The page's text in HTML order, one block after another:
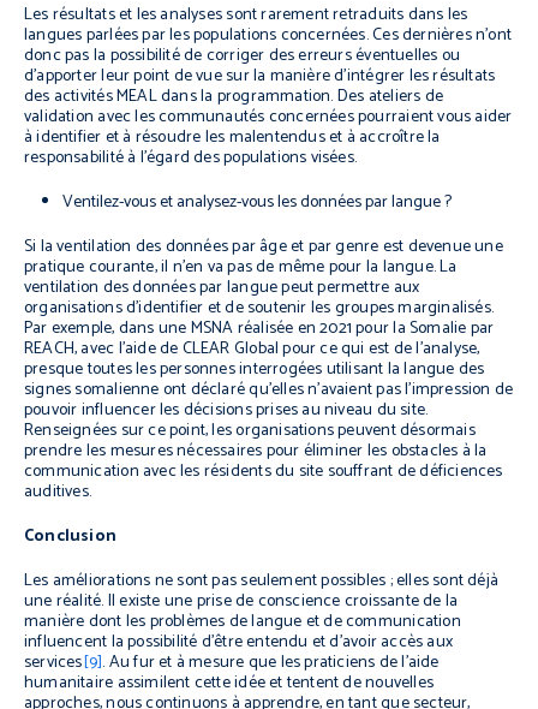
Les résultats et les analyses sont rarement retraduits dans les
langues parlées par les populations concernées. Ces dernières n’ont
donc pas la possibilité de corriger des erreurs éventuelles ou
d’apporter leur point de vue sur la manière d’intégrer les résultats
des activités MEAL dans la programmation.Des ateliers de
validation avec les communautés concernées pourraient vous aider
à identifier et à résoudre les malentendus et à accroître la
responsabilité à l’égard des populations visées.
Ventilez-vous et analysez-vous les données par langue ?
Si la ventilation des données par âge et par genre est devenue une
pratique courante, il n’en va pas de même pour la langue. La
ventilation des données par langue peut permettre aux
organisations d’identifier et de soutenir les groupes marginalisés.
Par exemple, dans une MSNA réalisée en 2021 pour la Somalie par
REACH, avec l’aide de CLEAR Global pour ce qui est de l’analyse,
presque toutes les personnes interrogées utilisant la langue des
signes somalienne ont déclaré qu’elles n’avaient pas l’impression de
pouvoir influencer les décisions prises au niveau du site.
Renseignées sur ce point, les organisations peuvent désormais
prendre les mesures nécessaires pour éliminer les obstacles à la
communication avec les résidents du site souffrant de déficiences
auditives.
Conclusion
Les améliorations ne sont pas seulement possibles ; elles sont déjà
une réalité. Il existe une prise de conscience croissante de la
manière dont les problèmes de langue et de communication
influencent la possibilité d’être entendu et d’avoir accès aux
services[9]. Au fur et à mesure que les praticiens de l’aide
humanitaire assimilent cette idée et tentent de nouvelles